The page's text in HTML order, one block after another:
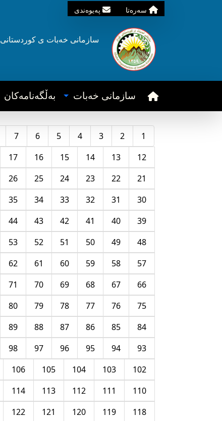
سه‌ره‌تا په‌یوه‌ندی
سازمانی خه‌بات ی کوردستانی
سازمانی خه‌بات به‌ڵگه‌نامه‌کان
1
2
3
4
5
6
7
12
13
14
15
16
17
21
22
23
24
25
26
30
31
32
33
34
35
39
40
41
42
43
44
48
49
50
51
52
53
57
58
59
60
61
62
66
67
68
69
70
71
75
76
77
78
79
80
84
85
86
87
88
89
93
94
95
96
97
98
102
103
104
105
106
110
111
112
113
114
118
119
120
121
122